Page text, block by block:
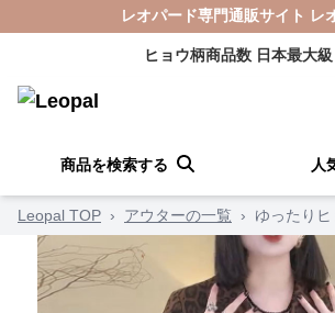
レオパード専門通販サイト レ
ヒョウ柄商品数 日本最大級
商品を検索する 人
Leopal TOP › アウターの一覧 › ゆったり